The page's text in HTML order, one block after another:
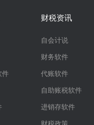
件
财税资讯
自会计说
财务软件
代账软件
自助账税软件
进销存软件
财税政策